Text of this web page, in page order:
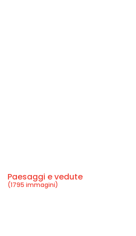
Paesaggi e vedute
(1795 immagini)